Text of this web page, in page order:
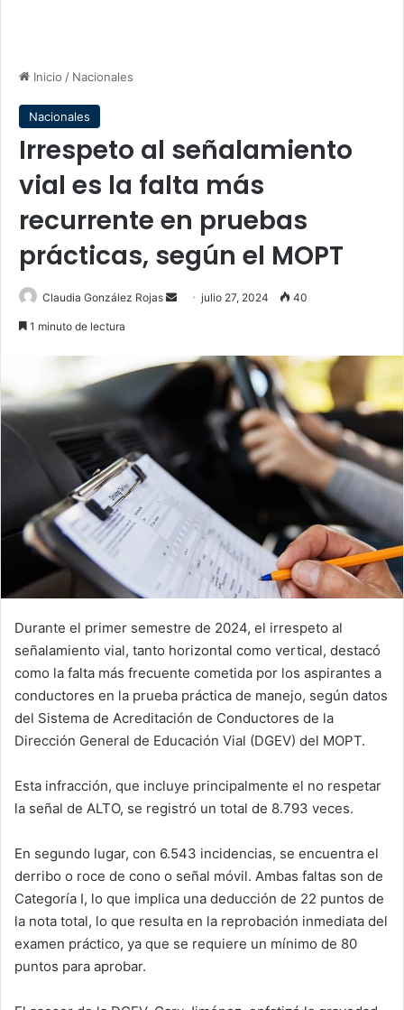
Inicio / Nacionales
Nacionales
Irrespeto al señalamiento
vial es la falta más
recurrente en pruebas
prácticas, según el MOPT
Claudia González Rojas
Sendjulio 27, 2024 40
1 minuto de lectura
Durante el primer semestre de 2024, el irrespeto al
señalamiento vial, tanto horizontal como vertical, destacó
como la falta más frecuente cometida por los aspirantes a
conductores en la prueba práctica de manejo, según datos
del Sistema de Acreditación de Conductores de la
Dirección General de Educación Vial (DGEV) del MOPT.
Esta infracción, que incluye principalmente el no respetar
la señal de ALTO, se registró un total de 8.793 veces.
En segundo lugar, con 6.543 incidencias, se encuentra el
derribo o roce de cono o señal móvil. Ambas faltas son de
Categoría I, lo que implica una deducción de 22 puntos de
la nota total, lo que resulta en la reprobación inmediata del
examen práctico, ya que se requiere un mínimo de 80
puntos para aprobar.